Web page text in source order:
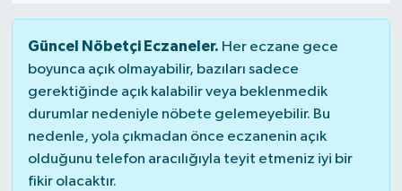
Güncel Nöbetçi Eczaneler. Her eczane gece
boyunca açık olmayabilir, bazıları sadece
gerektiğinde açık kalabilir veya beklenmedik
durumlar nedeniyle nöbete gelemeyebilir. Bu
nedenle, yola çıkmadan önce eczanenin açık
olduğunu telefon aracılığıyla teyit etmeniz iyi bir
fikir olacaktır.